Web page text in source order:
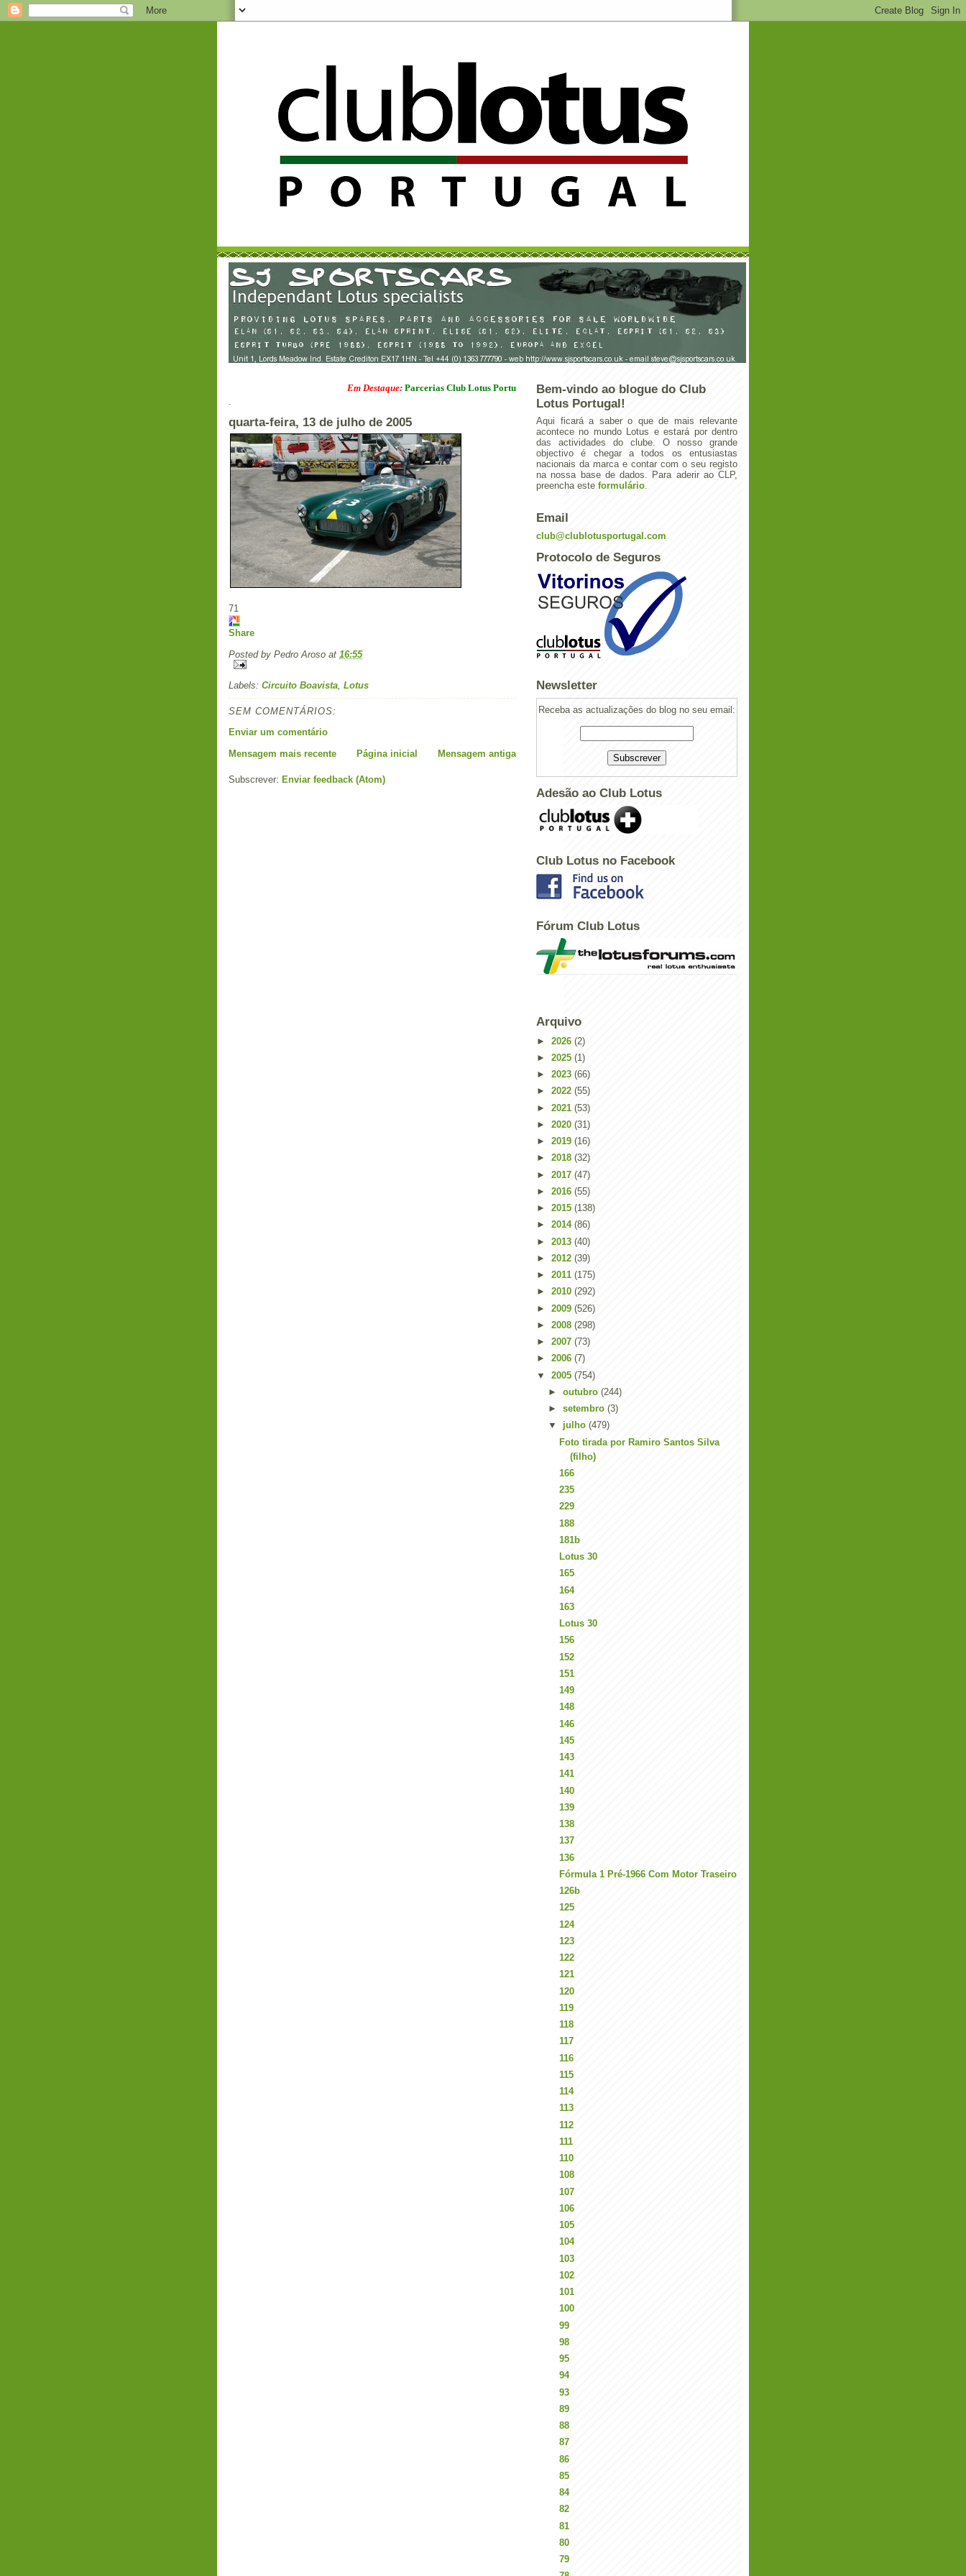
Em Destaque:Parcerias Club Lotus Portugal
quarta-feira, 13 de julho de 2005
71
Share
Posted by Pedro Aroso at 16:55
Labels: Circuito Boavista Lotus
SEM COMENTÁRIOS:
Enviar um comentário
Mensagem mais recente
Mensagem antiga
Página inicial
Subscrever: Enviar feedback (Atom)
Bem-vindo ao blogue do Club
Lotus Portugal!
Aqui ficará a saber o que de mais relevante
acontece no mundo Lotus e estará por dentro
das actividades do clube. O nosso grande
objectivo é chegar a todos os entusiastas
nacionais da marca e contar com o seu registo
na nossa base de dados. Para aderir ao CLP,
preencha este formulário.
Email
club@clublotusportugal.com
Protocolo de Seguros
Newsletter
Receba as actualizações do blog no seu email:
Adesão ao Club Lotus
Club Lotus no Facebook
Fórum Club Lotus
Arquivo
► 2026 (2)
► 2025 (1)
► 2023 (66)
► 2022 (55)
► 2021 (53)
► 2020 (31)
► 2019 (16)
► 2018 (32)
► 2017 (47)
► 2016 (55)
► 2015 (138)
► 2014 (86)
► 2013 (40)
► 2012 (39)
► 2011 (175)
► 2010 (292)
► 2009 (526)
► 2008 (298)
► 2007 (73)
► 2006 (7)
▼ 2005 (754)
► outubro (244)
► setembro (3)
▼ julho (479)
Foto tirada por Ramiro Santos Silva
(filho)
166
235
229
188
181b
Lotus 30
165
164
163
Lotus 30
156
152
151
149
148
146
145
143
141
140
139
138
137
136
Fórmula 1 Pré-1966 Com Motor Traseiro
126b
125
124
123
122
121
120
119
118
117
116
115
114
113
112
111
110
108
107
106
105
104
103
102
101
100
99
98
95
94
93
89
88
87
86
85
84
82
81
80
79